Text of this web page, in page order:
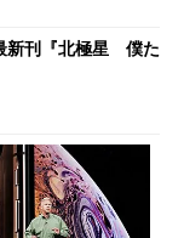
新刊『北極星 僕た